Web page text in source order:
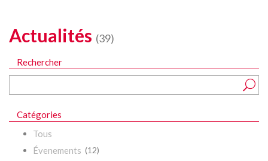
Actualités (39)
Rechercher
Catégories
Tous
Évenements (12)